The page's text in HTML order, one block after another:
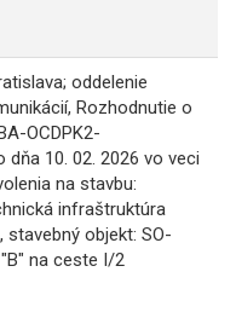
oddelenie
Rozhodnutie o
OCDPK2-
dňa 10. 02. 2026 vo veci
na stavbu:
infraštruktúra
stavebný objekt: SO-
na ceste I/2